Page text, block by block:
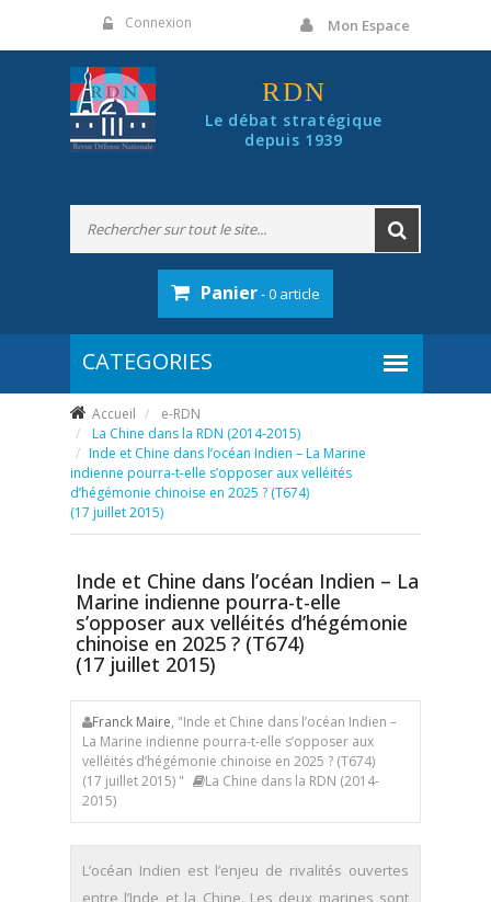
Connexion Mon Espace
RDN
Le débat stratégique
depuis 1939
Panier- 0 article
Accueil
e-RDN
La Chine dans la RDN (2014-2015)
Inde et Chine dans l’océan Indien – La Marine
indienne pourra-t-elle s’opposer aux velléités
d’hégémonie chinoise en 2025 ? (T674)
(17 juillet 2015)
Inde et Chine dans l’océan Indien – La
Marine indienne pourra-t-elle
s’opposer aux velléités d’hégémonie
chinoise en 2025 ? (T674)
(17 juillet 2015)
Franck Maire, "Inde et Chine dans l’océan Indien –
La Marine indienne pourra-t-elle s’opposer aux
velléités d’hégémonie chinoise en 2025 ? (T674)
(17 juillet 2015) "
La Chine dans la RDN (2014-
2015)
L’océan Indien est l’enjeu de rivalités ouvertes
entre l’Inde et la Chine. Les deux marines sont